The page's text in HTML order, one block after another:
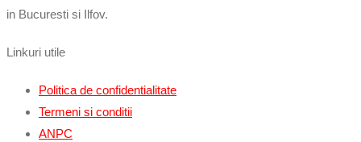
in Bucuresti si Ilfov.
Linkuri utile
Politica de confidentialitate
Termeni si conditii
ANPC